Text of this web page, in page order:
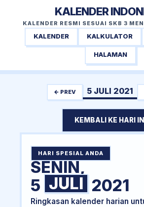
KALENDER
KALENDER RESMI SESUAI SKB 3
KALENDER KALKULATOR
HALAMAN
← PREV 5 JULI 2021
KEMBALI KE HARI INI
HARI SPESIAL ANDA
SENIN,
5 JULI 2021
Ringkasan kalender harian